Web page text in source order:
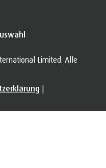
Limited. Alle
|